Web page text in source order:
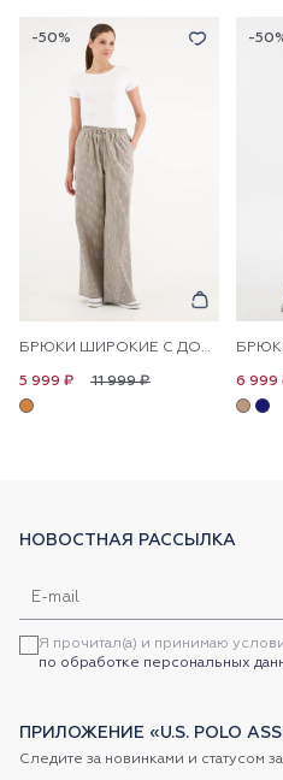
-50%
БРЮКИ ШИРОКИЕ С ДОБАВЛЕНИЕМ ЛЬНА НА КУЛИСКЕ
11 999 ₽
5 999 ₽
-
6 999
НОВОСТНАЯ РАССЫЛКА
Я прочитал(а) и принимаю
по обработке персональных
ПРИЛОЖЕНИЕ «U.S. POLO
Следите за новинками и статусом